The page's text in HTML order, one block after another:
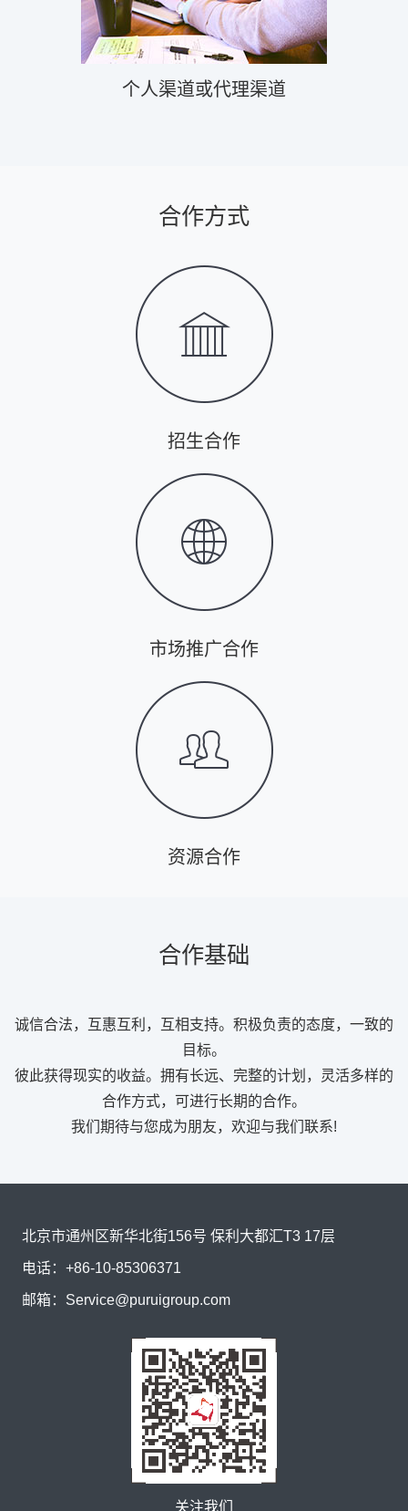
个人渠道或代理渠道
合作方式
招生合作
市场推广合作
资源合作
合作基础
诚信合法，互惠互利，互相支持。积极负责的态度，一致的
目标。
彼此获得现实的收益。拥有长远、完整的计划，灵活多样的
合作方式，可进行长期的合作。
我们期待与您成为朋友，欢迎与我们联系!
北京市通州区新华北街156号 保利大都汇T3 17层
电话： +86-10-85306371
邮箱： Service@puruigroup.com
关注我们